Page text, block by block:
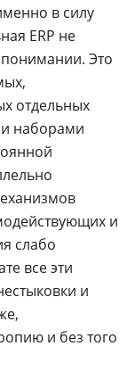
в силу
ERP не
Это
отдельных
наборами
и
слабо
все эти
и
и без того